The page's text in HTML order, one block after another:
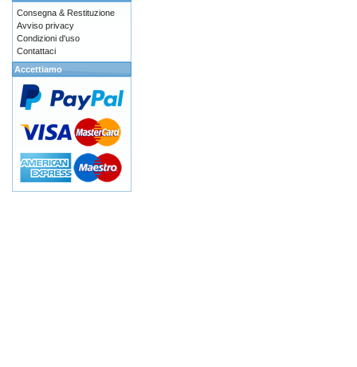
Consegna & Restituzione
Avviso privacy
Condizioni d'uso
Contattaci
Accettiamo